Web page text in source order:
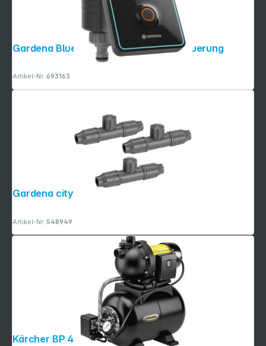
Gardena Bluetooth Bewässerungssteuerung
Artikel-Nr.:693163
Gardena city gardening Nebeldüse
Artikel-Nr.:548949
Kärcher BP 4.900 Home